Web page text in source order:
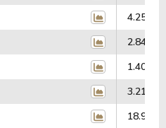
4.25
2.84
1.40
3.21%
18.98%